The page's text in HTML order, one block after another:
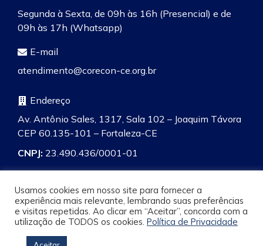
Segunda à Sexta, de 09h às 16h (Presencial) e de
09h às 17h (Whatsapp)
E-mail
atendimento@corecon-ce.org.br
Endereço
Av. Antônio Sales, 1317, Sala 102 – Joaquim Távora
CEP 60.135-101 – Fortaleza-CE
CNPJ: 23.490.436/0001-01
Pesquisa
Usamos cookies em nosso site para fornecer a
experiência mais relevante, lembrando suas preferências
e visitas repetidas. Ao clicar em “Aceitar”, concorda com a
utilização de TODOS os cookies. Política de Privacidade